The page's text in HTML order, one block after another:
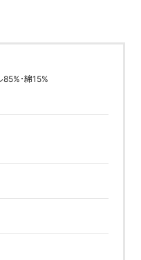
･綿15%